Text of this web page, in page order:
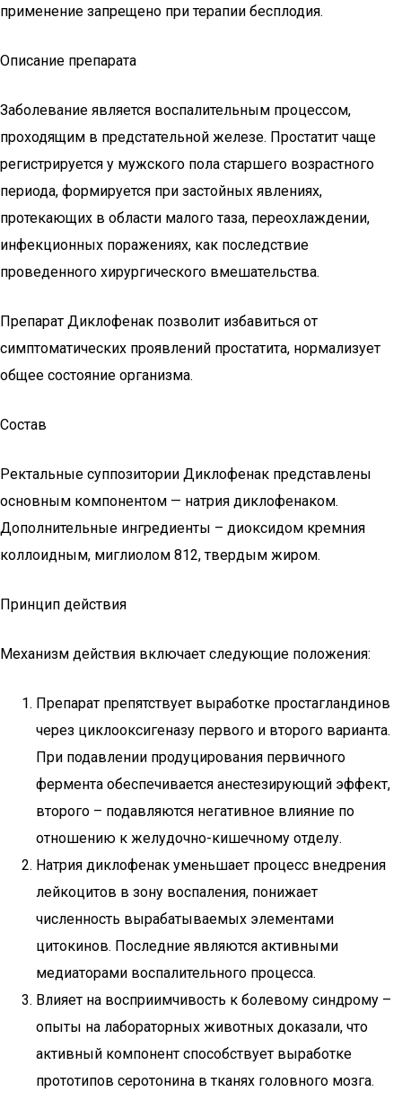
применение запрещено при терапии бесплодия.
Описание препарата
Заболевание является воспалительным процессом,
проходящим в предстательной железе. Простатит чаще
регистрируется у мужского пола старшего возрастного
периода, формируется при застойных явлениях,
протекающих в области малого таза, переохлаждении,
инфекционных поражениях, как последствие
проведенного хирургического вмешательства.
Препарат Диклофенак позволит избавиться от
симптоматических проявлений простатита, нормализует
общее состояние организма.
Состав
Ректальные суппозитории Диклофенак представлены
основным компонентом — натрия диклофенаком.
Дополнительные ингредиенты – диоксидом кремния
коллоидным, миглиолом 812, твердым жиром.
Принцип действия
Механизм действия включает следующие положения:
Препарат препятствует выработке простагландинов
через циклооксигеназу первого и второго варианта.
При подавлении продуцирования первичного
фермента обеспечивается анестезирующий эффект,
второго – подавляются негативное влияние по
отношению к желудочно-кишечному отделу.
Натрия диклофенак уменьшает процесс внедрения
лейкоцитов в зону воспаления, понижает
численность вырабатываемых элементами
цитокинов. Последние являются активными
медиаторами воспалительного процесса.
Влияет на восприимчивость к болевому синдрому –
опыты на лабораторных животных доказали, что
активный компонент способствует выработке
прототипов серотонина в тканях головного мозга.